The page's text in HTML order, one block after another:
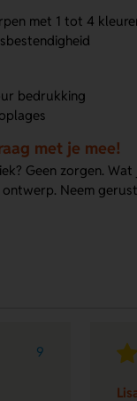
met 1 tot 4
bedrukking
met je mee!
Geen zorgen.
Neem
9